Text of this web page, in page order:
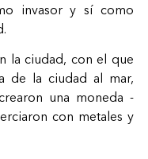
invasor y sí como
la ciudad, con el que
de la ciudad al mar,
una moneda -
con metales y